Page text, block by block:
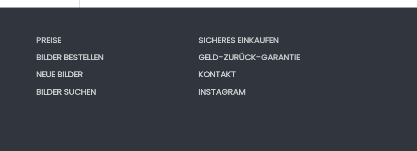
PREISE
BILDER BESTELLEN
NEUE BILDER
BILDER SUCHEN
SICHERES EINKAUFEN
GELD-ZURÜCK-GARANTIE
KONTAKT
INSTAGRAM